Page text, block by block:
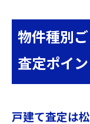
物件種別
査定ポイ
戸建て査定は